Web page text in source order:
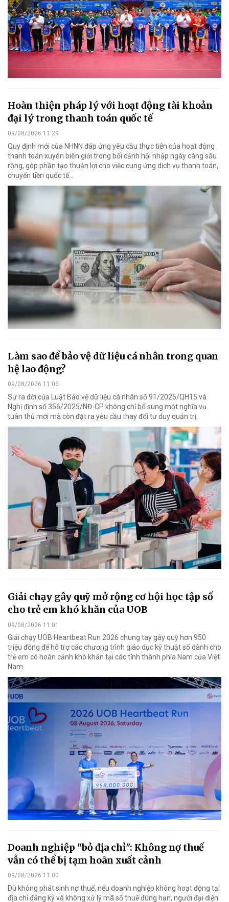
Hoàn thiện pháp lý với hoạt động tài khoản
đại lý trong thanh toán quốc tế
09/08/2026 11:29
Quy định mới của NHNN đáp ứng yêu cầu thực tiễn của hoạt động
thanh toán xuyên biên giới trong bối cảnh hội nhập ngày càng sâu
rộng, góp phần tạo thuận lợi cho việc cung ứng dịch vụ thanh toán,
chuyển tiền quốc tế...
Làm sao để bảo vệ dữ liệu cá nhân trong quan
hệ lao động?
09/08/2026 11:05
Sự ra đời của Luật Bảo vệ dữ liệu cá nhân số 91/2025/QH15 và
Nghị định số 356/2025/NĐ-CP không chỉ bổ sung một nghĩa vụ
tuân thủ mới mà còn đặt ra yêu cầu thay đổi tư duy quản trị.
Giải chạy gây quỹ mở rộng cơ hội học tập số
cho trẻ em khó khăn của UOB
09/08/2026 11:01
Giải chạy UOB Heartbeat Run 2026 chung tay gây quỹ hơn 950
triệu đồng để hỗ trợ các chương trình giáo dục kỹ thuật số dành cho
trẻ em có hoàn cảnh khó khăn tại các tỉnh thành phía Nam của Việt
Nam.
Doanh nghiệp "bỏ địa chỉ": Không nợ thuế
vẫn có thể bị tạm hoãn xuất cảnh
09/08/2026 11:00
Dù không phát sinh nợ thuế, nếu doanh nghiệp không hoạt động tại
địa chỉ đăng ký và không xử lý mã số thuế đúng hạn, người đại diện